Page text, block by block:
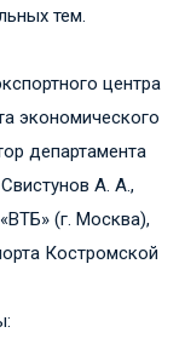
тем.
центра
экономического
департамента
А. А.,
(г. Москва),
Костромской